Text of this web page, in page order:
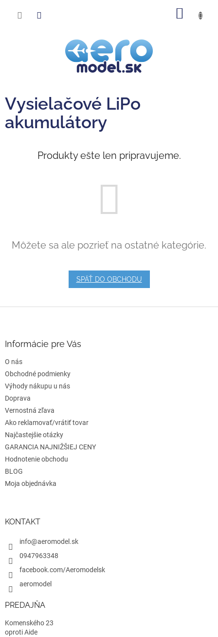
Vysielačové LiPo
akumulátory
Produkty ešte len pripravujeme.
Môžete sa ale pozrieť na ostatné kategórie.
SPÄŤ DO OBCHODU
e
Informácie pre Vás
O nás
Obchodné podmienky
Výhody nákupu u nás
Doprava
Vernostná zľava
Ako reklamovať/vrátiť tovar
Najčastejšie otázky
GARANCIA NAJNIŽŠIEJ CENY
Hodnotenie obchodu
BLOG
Moja objednávka
KONTAKT
info@aeromodel.sk
0947963348
facebook.com/Aeromodelsk
aeromodel
PREDAJŇA
Komenského 23
oproti Aide